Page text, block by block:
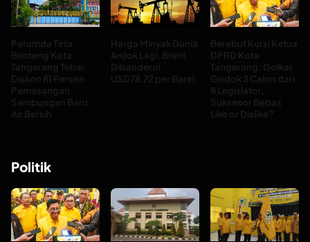
Perumda Tirta
Benteng Kota
Tangerang Tebar
Diskon 81 Persen
Pemasangan
Sambungan Baru
Air Bersih
Harga Minyak Dunia
Anjlok Lagi, Brent
Dibanderol
USD78,72 per Barel
Berebut Kursi Ketua
DPRD Kota
Tangerang: Golkar
Godok 3 Calon dari
8 Legislator,
Suksesor Bebas
Like or Dislike?
Politik